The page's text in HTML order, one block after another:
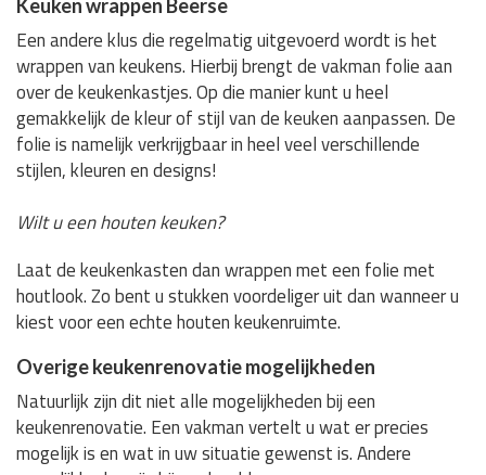
Keuken wrappen Beerse
Een andere klus die regelmatig uitgevoerd wordt is het
wrappen van keukens. Hierbij brengt de vakman folie aan
over de keukenkastjes. Op die manier kunt u heel
gemakkelijk de kleur of stijl van de keuken aanpassen. De
folie is namelijk verkrijgbaar in heel veel verschillende
stijlen, kleuren en designs!
Wilt u een houten keuken?
Laat de keukenkasten dan wrappen met een folie met
houtlook. Zo bent u stukken voordeliger uit dan wanneer u
kiest voor een echte houten keukenruimte.
Overige keukenrenovatie mogelijkheden
Natuurlijk zijn dit niet alle mogelijkheden bij een
keukenrenovatie. Een vakman vertelt u wat er precies
mogelijk is en wat in uw situatie gewenst is. Andere